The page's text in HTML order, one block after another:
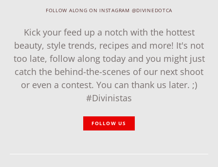
FOLLOW ALONG ON INSTAGRAM @DIVINEDOTCA
Kick your feed up a notch with the hottest
beauty, style trends, recipes and more! It's not
too late, follow along today and you might just
catch the behind-the-scenes of our next shoot
or even a contest. You can thank us later. ;)
#Divinistas
FOLLOW US